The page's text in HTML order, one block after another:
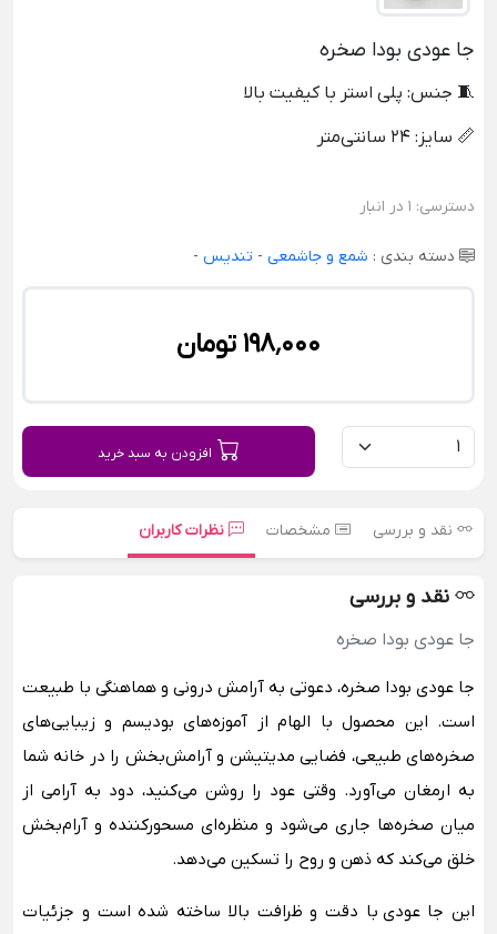
جا عودی بودا صخره
🧵 جنس: پلی استر با کیفیت بالا
📏 سایز: 24 سانتی‌متر
دسترسی: 1 در انبار
دسته بندی : شمع و جاشمعی - تندیس -
198٬000 تومان
افزودن به سبد خرید
نقد و بررسی مشخصات نظرات کاربران
نقد و بررسی
جا عودی بودا صخره
جا عودی بودا صخره، دعوتی به آرامش درونی و هماهنگی با طبیعت
است. این محصول با الهام از آموزه‌های بودیسم و زیبایی‌های
صخره‌های طبیعی، فضایی مدیتیشن و آرامش‌بخش را در خانه شما
به ارمغان می‌آورد. وقتی عود را روشن می‌کنید، دود به آرامی از
میان صخره‌ها جاری می‌شود و منظره‌ای مسحورکننده و آرام‌بخش
خلق می‌کند که ذهن و روح را تسکین می‌دهد.
این جا عودی با دقت و ظرافت بالا ساخته شده است و جزئیات